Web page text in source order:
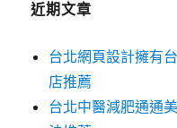
近期文章
台北網頁設計擁有
店推薦
台北中醫減肥通通